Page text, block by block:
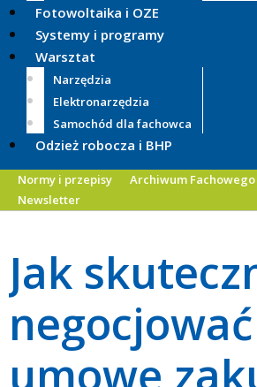
Fotowoltaika i OZE
Systemy i programy
Warsztat
Narzędzia
Elektronarzędzia
Samochód dla fachowca
Odzież robocza i BHP
Normy i przepisy
Archiwum
Newsletter
Jak
negocjować
umowę